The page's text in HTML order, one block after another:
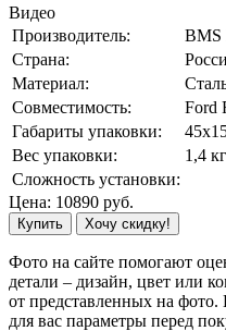
Видео
Производитель:
BMS
Страна:
Материал:
Совместимость:
Ford
Габариты упаковки:
Вес упаковки:
1,4 кг
Сложность установки:
Цена: 10890 руб.
Купить Хочу скидку!
Фото на сайте помогают
детали – дизайн, цвет или
от представленных на
для вас параметры перед